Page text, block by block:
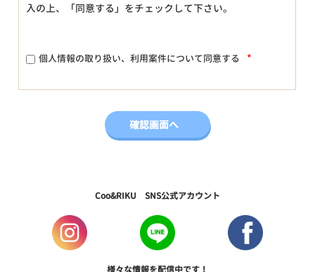
入の上、「同意する」をチェックして下さい。
個人情報の取り扱い、利用案件について同意する *
Coo&RIKU SNS公式アカウント
様々な情報を配信中です！